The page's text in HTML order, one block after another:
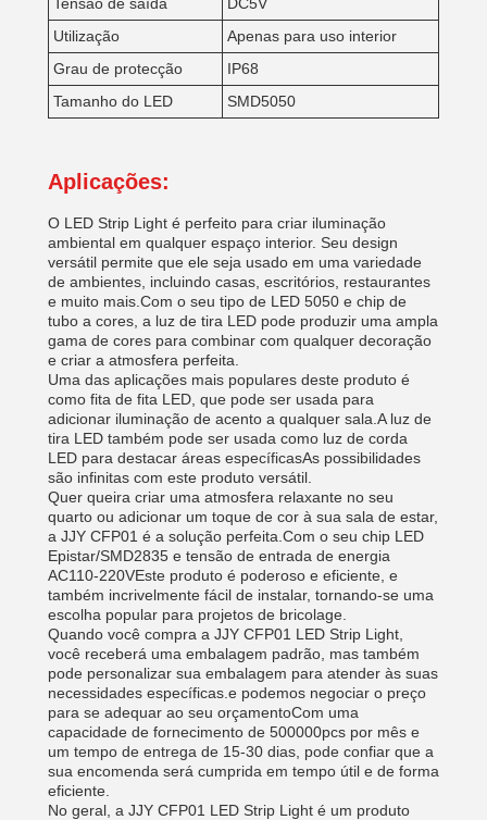
Utilização
Apenas para uso interior
Grau de protecção
IP68
Tamanho do LED
SMD5050
Aplicações:
O LED Strip Light é perfeito para criar iluminação
ambiental em qualquer espaço interior. Seu design
versátil permite que ele seja usado em uma variedade
de ambientes, incluindo casas, escritórios, restaurantes
e muito mais.Com o seu tipo de LED 5050 e chip de
tubo a cores, a luz de tira LED pode produzir uma ampla
gama de cores para combinar com qualquer decoração
e criar a atmosfera perfeita.
Uma das aplicações mais populares deste produto é
como fita de fita LED, que pode ser usada para
adicionar iluminação de acento a qualquer sala.A luz de
tira LED também pode ser usada como luz de corda
LED para destacar áreas específicasAs possibilidades
são infinitas com este produto versátil.
Quer queira criar uma atmosfera relaxante no seu
quarto ou adicionar um toque de cor à sua sala de estar,
a JJY CFP01 é a solução perfeita.Com o seu chip LED
Epistar/SMD2835 e tensão de entrada de energia
AC110-220VEste produto é poderoso e eficiente, e
também incrivelmente fácil de instalar, tornando-se uma
escolha popular para projetos de bricolage.
Quando você compra a JJY CFP01 LED Strip Light,
você receberá uma embalagem padrão, mas também
pode personalizar sua embalagem para atender às suas
necessidades específicas.e podemos negociar o preço
para se adequar ao seu orçamentoCom uma
capacidade de fornecimento de 500000pcs por mês e
um tempo de entrega de 15-30 dias, pode confiar que a
sua encomenda será cumprida em tempo útil e de forma
eficiente.
No geral, a JJY CFP01 LED Strip Light é um produto